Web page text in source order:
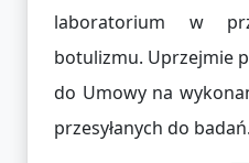
laboratorium w
botulizmu. Uprzejmie
do Umowy na
przesyłanych do badań.